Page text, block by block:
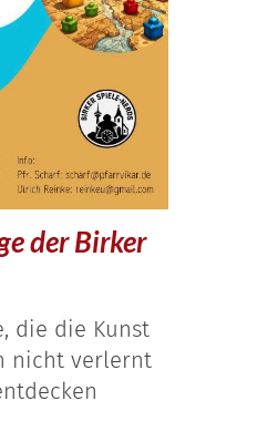
der Birker
die die Kunst
nicht verlernt